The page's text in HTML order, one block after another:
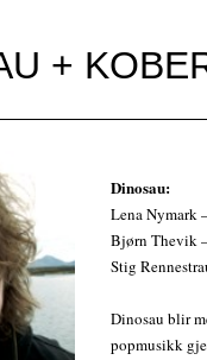
+
Dinosau:
Lena Nymark
Bjørn Thevik
Stig
Dinosau blir
popmusikk